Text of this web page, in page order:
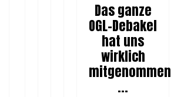
Das ganze
OGL-Debakel
hat uns
wirklich
mitgenommen
...